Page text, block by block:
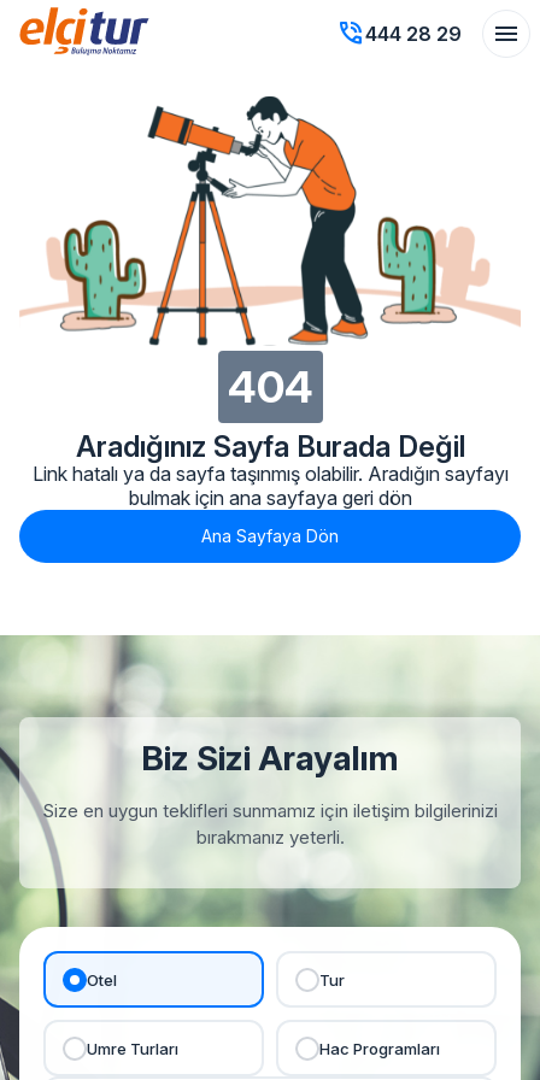
phone_in_talk444 28 29 menu
404
Aradığınız Sayfa Burada Değil
Link hatalı ya da sayfa taşınmış olabilir. Aradığın sayfayı
bulmak için ana sayfaya geri dön
Ana Sayfaya Dön
Otel Tur
Umre Turları Hac Programları
Biz Sizi Arayalım
Size en uygun teklifleri sunmamız için iletişim bilgilerinizi
bırakmanız yeterli.